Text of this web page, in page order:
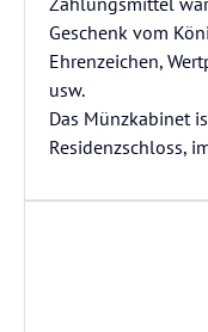
Geschenk vom
Ehrenzeichen,
usw.
Das Münzkabinet
Residenzschloss,